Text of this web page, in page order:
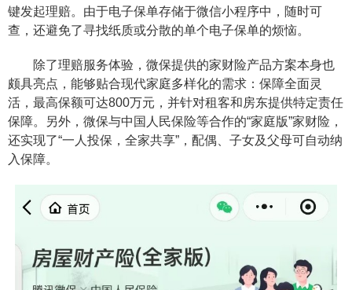
键发起理赔。由于电子保单存储于微信小程序中，随时可
查，还避免了寻找纸质或分散的单个电子保单的烦恼。
除了理赔服务体验，微保提供的家财险产品方案本身也
颇具亮点，能够贴合现代家庭多样化的需求：保障全面灵
活，最高保额可达800万元，并针对租客和房东提供特定责任
保障。另外，微保与中国人民保险等合作的“家庭版”家财险，
还实现了“一人投保，全家共享”，配偶、子女及父母可自动纳
入保障。